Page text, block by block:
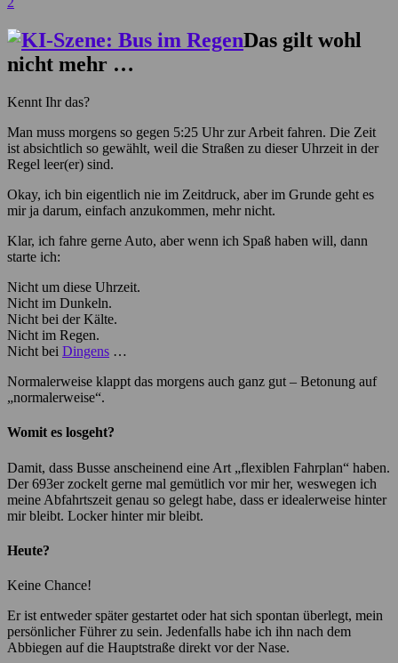
Das gilt wohl
nicht mehr …
Kennt Ihr das?
Man muss morgens so gegen 5:25 Uhr zur Arbeit fahren. Die Zeit
ist absichtlich so gewählt, weil die Straßen zu dieser Uhrzeit in der
Regel leer(er) sind.
Okay, ich bin eigentlich nie im Zeitdruck, aber im Grunde geht es
mir ja darum, einfach anzukommen, mehr nicht.
Klar, ich fahre gerne Auto, aber wenn ich Spaß haben will, dann
starte ich:
Nicht um diese Uhrzeit.
Nicht im Dunkeln.
Nicht bei der Kälte.
Nicht im Regen.
Nicht bei Dingens …
Normalerweise klappt das morgens auch ganz gut – Betonung auf
„normalerweise“.
Womit es losgeht?
Damit, dass Busse anscheinend eine Art „flexiblen Fahrplan“ haben.
Der 693er zockelt gerne mal gemütlich vor mir her, weswegen ich
meine Abfahrtszeit genau so gelegt habe, dass er idealerweise hinter
mir bleibt. Locker hinter mir bleibt.
Heute?
Keine Chance!
Er ist entweder später gestartet oder hat sich spontan überlegt, mein
persönlicher Führer zu sein. Jedenfalls habe ich ihn nach dem
Abbiegen auf die Hauptstraße direkt vor der Nase.